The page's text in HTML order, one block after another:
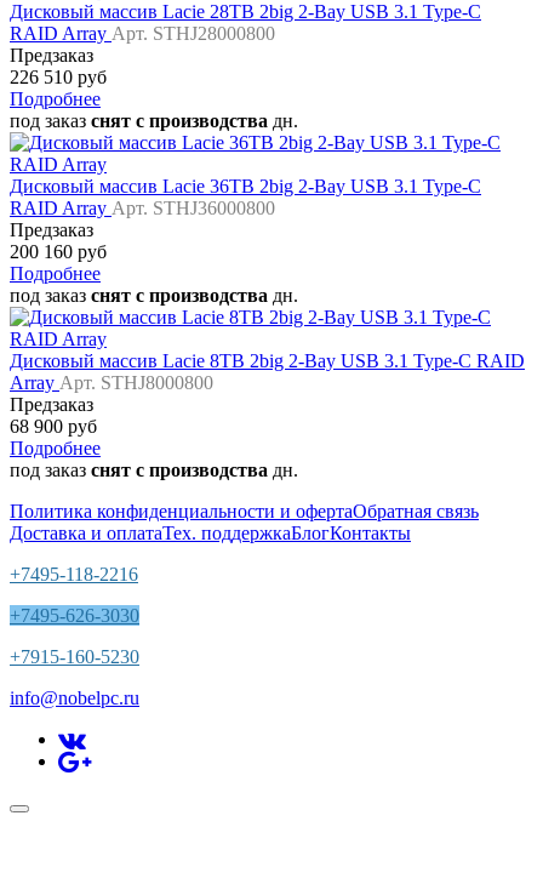
Дисковый массив Lacie 28TB 2big 2-Bay USB 3.1 Type-C
RAID Array Арт. STHJ28000800
Предзаказ
226 510 руб
Подробнее
под заказ снят с производства дн.
Дисковый массив Lacie 36TB 2big 2-Bay USB 3.1 Type-C
RAID Array Арт. STHJ36000800
Предзаказ
200 160 руб
Подробнее
под заказ снят с производства дн.
Дисковый массив Lacie 8TB 2big 2-Bay USB 3.1 Type-C RAID
Array Арт. STHJ8000800
Предзаказ
68 900 руб
Подробнее
под заказ снят с производства дн.
Политика конфиденциальности и офертаОбратная связь
Доставка и оплатаТех. поддержкаБлогКонтакты
+7495-118-2216
+7495-626-3030
+7915-160-5230
info@nobelpc.ru